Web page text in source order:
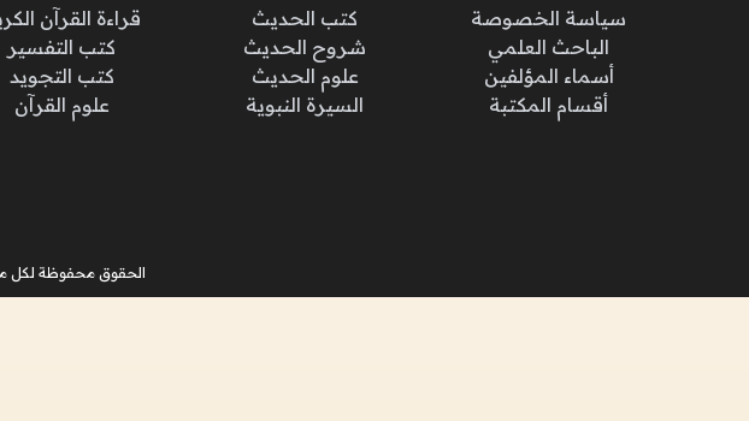
سياسة الخصوصة
الباحث العلمي
أسماء المؤلفين
أقسام المكتبة
كتب الحديث
شروح الحديث
علوم الحديث
السيرة النبوية
قراءة القرآن
كتب التفسير
كتب التجويد
علوم القرآن
الحقوق محفوظة لكل